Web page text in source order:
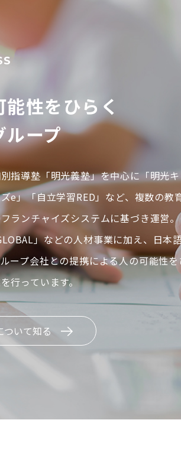
性をひらく
ループ
指導塾「明光義塾」を中心に「明光
e」「自立学習RED」など、複数の教
ランチャイズシステムに基づき運営
」などの人材事業に加え、日本
ープ会社との提携による人の可能性
行っています。
ついて知る